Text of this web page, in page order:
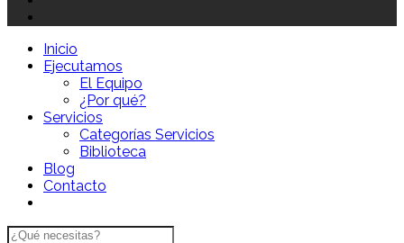
Inicio
Ejecutamos
El Equipo
¿Por qué?
Servicios
Categorías Servicios
Biblioteca
Blog
Contacto